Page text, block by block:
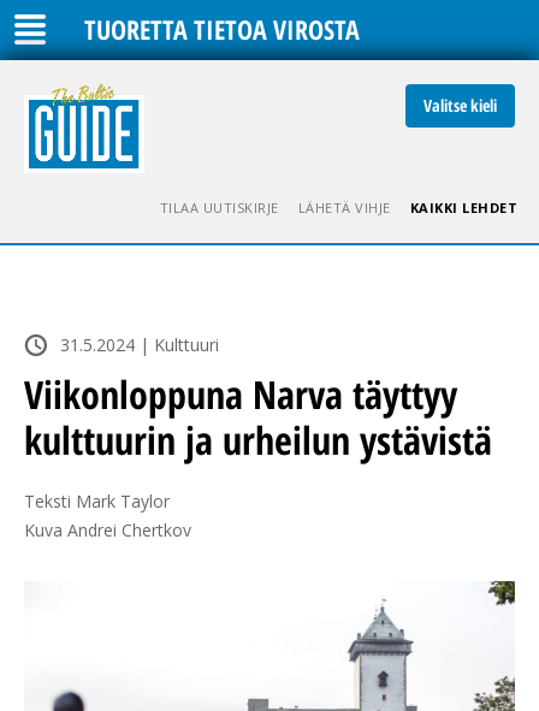
TUORETTA TIETOA VIROSTA
Valitse kieli
TILAA UUTISKIRJE LÄHETÄ VIHJE KAIKKI LEHDET
31.5.2024 | Kulttuuri
Viikonloppuna Narva täyttyy
kulttuurin ja urheilun ystävistä
Teksti Mark Taylor
Kuva Andrei Chertkov